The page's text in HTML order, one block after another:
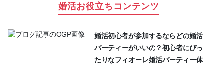
婚活お役立ちコンテンツ
婚活初心者が参加するならどの婚活
パーティーがいいの？初心者にぴっ
たりなフィオーレ婚活パーティー体